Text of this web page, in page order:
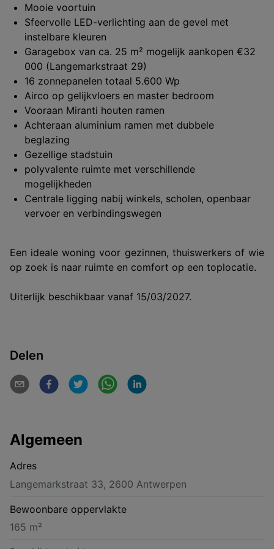
Mooie voortuin
Sfeervolle LED-verlichting aan de gevel met
instelbare kleuren
Garagebox van ca. 25 m² mogelijk aankopen €32
000 (Langemarkstraat 29)
16 zonnepanelen totaal 5.600 Wp
Airco op gelijkvloers en master bedroom
Vooraan Miranti houten ramen
Achteraan aluminium ramen met dubbele
beglazing
Gezellige stadstuin
polyvalente ruimte met verschillende
mogelijkheden
Centrale ligging nabij winkels, scholen, openbaar
vervoer en verbindingswegen
Een ideale woning voor gezinnen, thuiswerkers of wie
op zoek is naar ruimte en comfort op een toplocatie.
Uiterlijk beschikbaar vanaf 15/03/2027.
Delen
Algemeen
Adres
Langemarkstraat 33, 2600 Antwerpen
Bewoonbare oppervlakte
165 m²